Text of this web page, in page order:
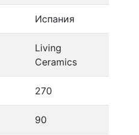
Испания
Living
Ceramics
270
90